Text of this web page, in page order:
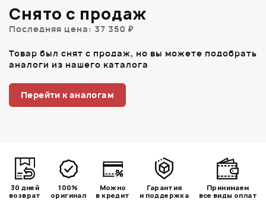
Снято с продаж
Последняя цена: 37 350 ₽
Товар был снят с продаж, но вы можете подобрать
аналоги из нашего каталога
Перейти к аналогам
30 дней
возврат
100%
оригинал
Можно
в кредит
Гарантия
и поддержка
Принимаем
все виды оплат